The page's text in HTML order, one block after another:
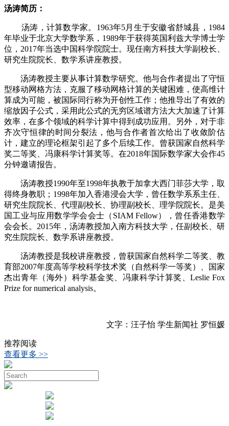
汤涛简历：
汤涛，计算数学家。1963年5月生于安徽省舒城县，1984
年毕业于北京大学数学系，1989年于获得英国利兹大学博士学
位，2017年当选中国科学院院士。现任南方科技大学副校长、
研究生院院长、数学系讲座教授。
汤涛教授主要从事计算数学研究。他与合作者提出了守恒
型移动网格方法，克服了移动网格计算的关键困难，使高维计
算成为可能，被国际同行称为开创性工作；他推导出了有效的
缩放因子公式，采用此公式的无穷区域谱方法大大加速了计算
效率，在多个领域的科学计算中得到成功应用。另外，对于非
齐次守恒律的时间分裂法，他与合作者首次给出了收敛阶估
计，建立的理论框架引起了多个后续工作。曾获国家自然科学
奖二等奖、冯康科学计算奖等。在2018年国际数学家大会作45
分钟邀请报告。
汤涛教授1990年至1998年执教于加拿大西门菲莎大学，取
得终身教职；1998年加入香港浸会大学，曾任数学系系主任、
研究生院院长、代理副校长、协理副校长、理学院院长。是美
国工业与应用数学学会会士（SIAM Fellow），曾任香港数学
会会长。2015年，汤涛教授加入南方科技大学，任副校长、研
究生院院长、数学系讲座教授。
汤涛教授是我校讲座教授，曾获国家自然科学二等奖、教
育部2007年度高等学校科学技术奖（自然科学一等奖）、国家
杰出青年（海外）科学基金奖、冯康科学计算奖、Leslie Fox
Prize for numerical analysis。
文字：汪子怡 学生新闻社 罗恒媛
推荐阅读
查看更多 >>